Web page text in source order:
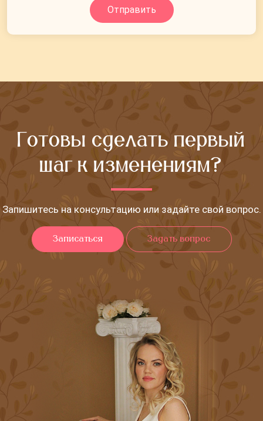
Отправить
Готовы сделать первый
шаг к изменениям?
Запишитесь на консультацию или задайте свой вопрос.
Записаться Задать вопрос